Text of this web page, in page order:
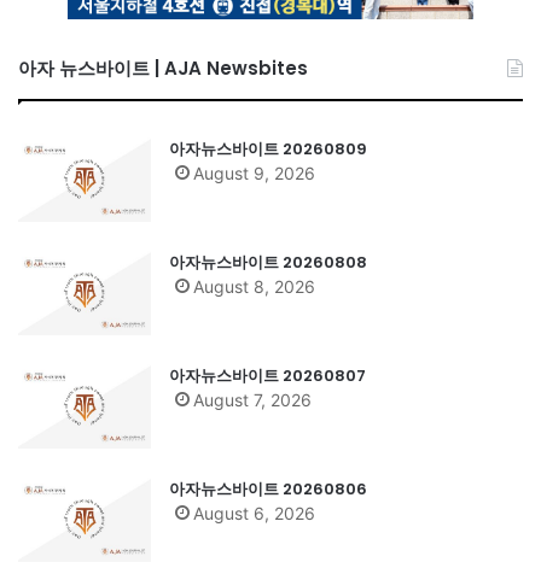
아자 뉴스바이트 | AJA Newsbites
아자뉴스바이트 20260809
August 9, 2026
아자뉴스바이트 20260808
August 8, 2026
아자뉴스바이트 20260807
August 7, 2026
아자뉴스바이트 20260806
August 6, 2026